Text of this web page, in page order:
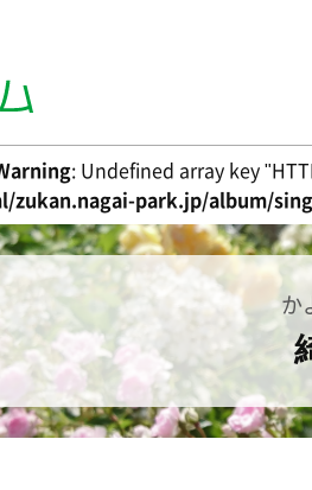
: Undefined array key
park.jp/album/
か